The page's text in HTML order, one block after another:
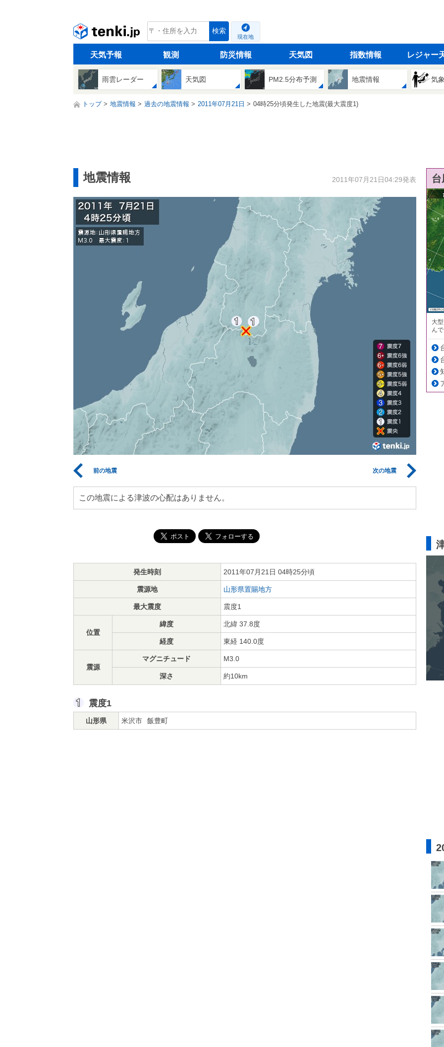
tenki.jp 検索
現在地
天気予報 観測 防災情報 天気図 指数情報 レジャー
雨雲レーダー 天気図 PM2.5分布予測 地震情報 気
トップ 地震情報 過去の地震情報 2011年07月21日 04時25分頃発生した地震(最大震度1)
地震情報 2011年07月21日04:29発表
前の地震 次の地震
この地震による津波の心配はありません。
発生時刻 2011年07月21日 04時25分頃
震源地 山形県置賜地方
最大震度 震度1
位置
緯度 北緯 37.8度
経度 東経 140.0度
震源
マグニチュード M3.0
深さ 約10km
震度1
山形県 米沢市 飯豊町
大
ん